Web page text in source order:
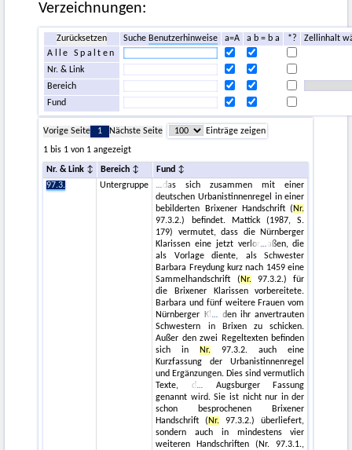
Verzeichnungen:
Zurücksetzen Suche Benutzerhinweise a=A a b = b a *?
Zellinhalt
Alle Spalten
Nr. & Link
Bereich
Fund
Vorige Seite 1 Nächste Seite
Einträge zeigen
1 bis 1 von 1 angezeigt
Nr. & Link Bereich
Fund
97.3.
Untergruppe
das sich zusammen mit einer
deutschen Urbanistinnenregel in einer
bebilderten Brixener Handschrift (Nr.
97.3.2.) befindet. Mattick (1987, S.
179) vermutet, dass die Nürnberger
Klarissen eine jetzt verlor
aßen, die
als Vorlage diente, als Schwester
Barbara Freydung kurz nach 1459 eine
Sammelhandschrift (Nr.97.3.2.) für
die Brixener Klarissen vorbereitete.
Barbara und fünf weitere Frauen vom
Nürnberger Kl
den ihr anvertrauten
Schwestern in Brixen zu schicken.
Außer den zwei Regeltexten befinden
sich in Nr. 97.3.2. auch eine
Kurzfassung der Urbanistinnenregel
und Ergänzungen. Dies sind vermutlich
Texte, d
Augsburger Fassung
genannt wird. Sie ist nicht nur in der
schon besprochenen Brixener
Handschrift (Nr. 97.3.2.) überliefert,
sondern auch in mindestens vier
weiteren Handschriften (Nr. 97.3.1.,